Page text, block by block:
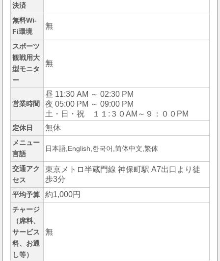
決済
無料Wi-
Fi環境
無
スポーツ
観戦用大
型モニタ
ー
無
営業時間
昼 11:30 AM ～ 02:30 PM
夜 05:00 PM ～ 09:00 PM
土・日・祝 １１:３０AM～９：００PM
定休日 無休
メニュー
言語
日本語,English,한국어,简体中文,繁体
交通アク
セス
東京メトロ半蔵門線 神保町駅 A7出口より徒
歩3分
平均予算 約1,000円
チャージ
（席料、
サービス
料、お通
し等）
無